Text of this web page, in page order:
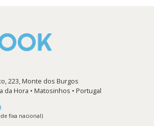
223, Monte dos Burgos
da Hora • Matosinhos • Portugal
fixa nacional)